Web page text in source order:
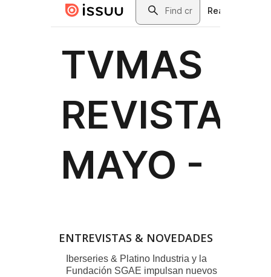
ENTREVISTAS & NOVEDADES
Iberseries & Platino Industria y la
Fundación SGAE impulsan nuevos